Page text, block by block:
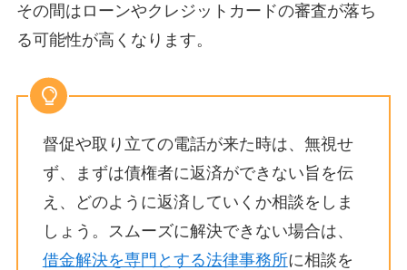
その間はローンやクレジットカードの審査が落ち
る可能性が高くなります。
督促や取り立ての電話が来た時は、無視せ
ず、まずは債権者に返済ができない旨を伝
え、どのように返済していくか相談をしま
しょう。スムーズに解決できない場合は、
借金解決を専門とする法律事務所に相談を